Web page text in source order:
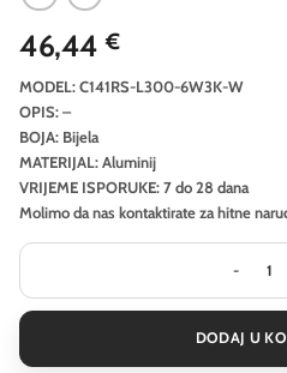
46,44 €
MODEL: C141RS-L300-6W3K-W
OPIS: –
BOJA: Bijela
MATERIJAL: Aluminij
VRIJEME ISPORUKE: 7 do 28 dana
Molimo da nas kontaktirate za hitne
DODAJ U